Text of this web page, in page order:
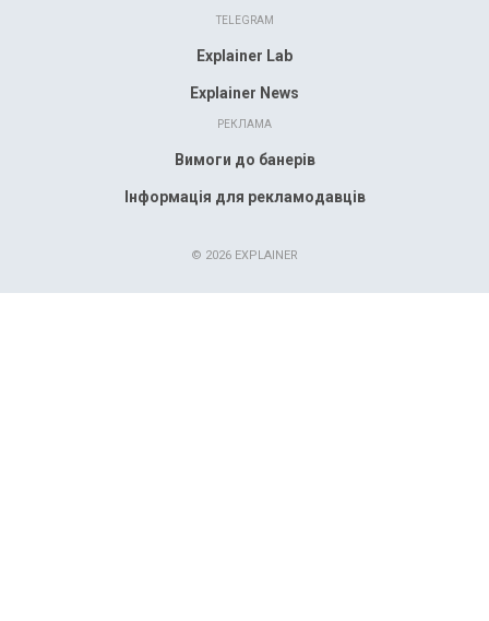
TELEGRAM
Explainer Lab
Explainer News
РЕКЛАМА
Вимоги до банерів
Інформація для рекламодавців
© 2026 EXPLAINER